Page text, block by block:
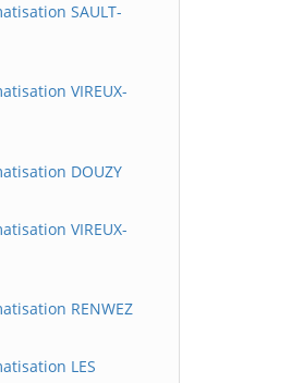
SAULT-
VIREUX-
DOUZY
VIREUX-
RENWEZ
LES